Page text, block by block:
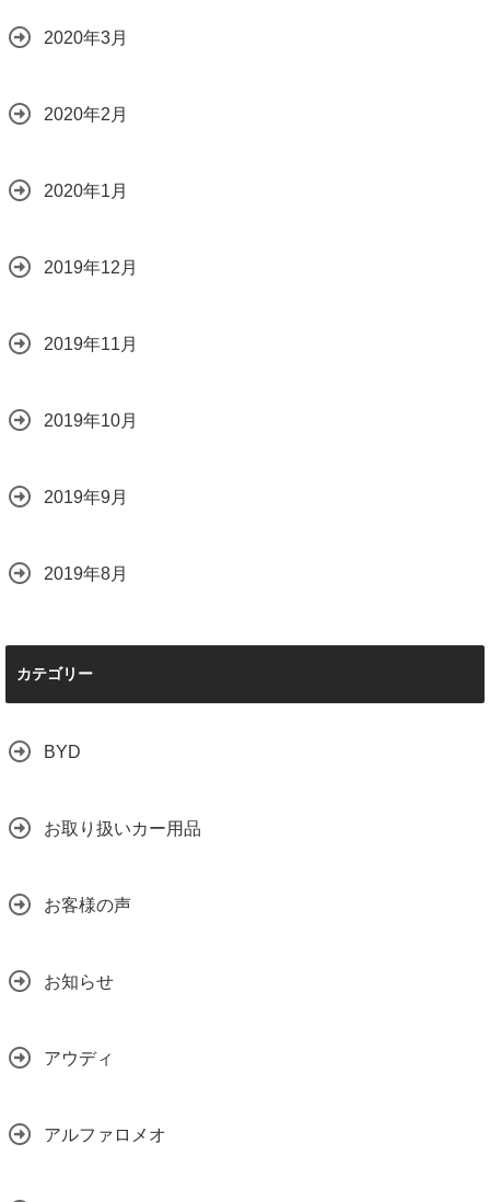
2020年3月
2020年2月
2020年1月
2019年12月
2019年11月
2019年10月
2019年9月
2019年8月
カテゴリー
BYD
お取り扱いカー用品
お客様の声
お知らせ
アウディ
アルファロメオ